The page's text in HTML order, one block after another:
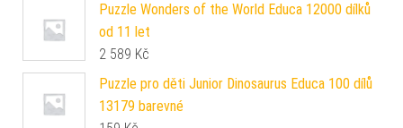
Puzzle Wonders of the World Educa 12000 dílků
od 11 let
2 589 Kč
Puzzle pro děti Junior Dinosaurus Educa 100 dílů
13179 barevné